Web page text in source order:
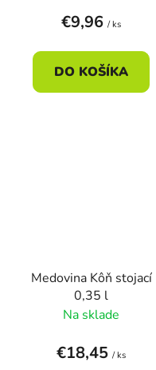
€9,96 / ks
DO KOŠÍKA
Medovina Kôň stojací
0,35 l
Na sklade
€18,45 / ks